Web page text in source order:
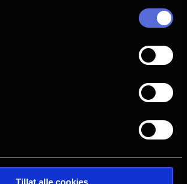
Tillat alle cookies
2D, Eng.
tale, Norsk
2D, Eng.
tale, Norsk
Ons, 12/8
Sal 3
2D, Eng.
tale, Norsk
Neste